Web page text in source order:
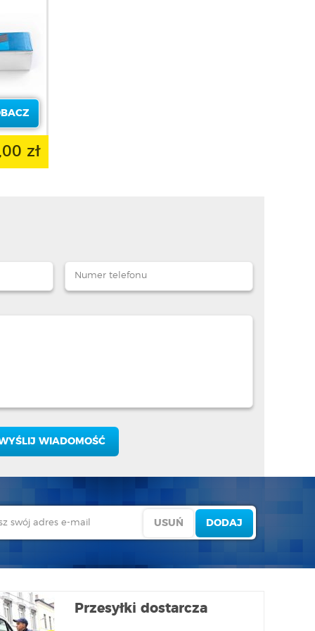
zł
Przesyłki dostarcza